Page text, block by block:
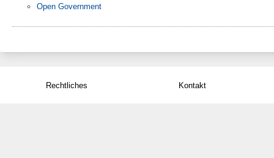
Open Government
Rechtliches Kontakt